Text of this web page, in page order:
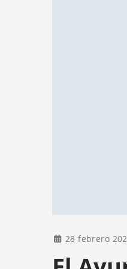
28 febrero